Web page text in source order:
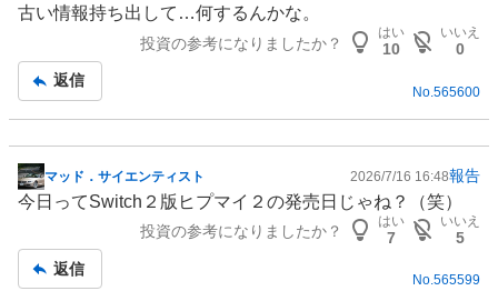
古い情報持ち出して…何するんかな。
投資の参考になりましたか？
はい
10
いいえ
0
返信
No. 565600
掲
示
事
マッド．サイエンティスト 2026/7/16 16:48報告
今日ってSwitch２版ヒプマイ２の発売日じゃね？（笑）
投資の参考になりましたか？
はい
7
いいえ
5
返信
No.565599